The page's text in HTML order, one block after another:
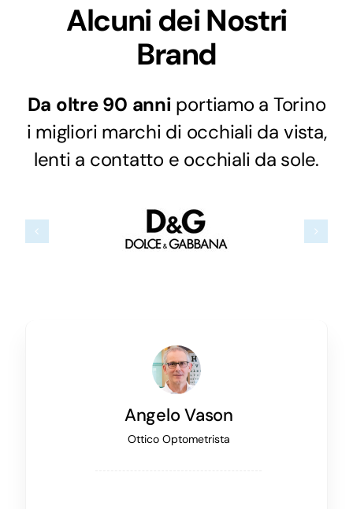
Alcuni dei Nostri
Brand
Da oltre 90 anni portiamo a Torino
i migliori marchi di occhiali da vista,
lenti a contatto e occhiali da sole.
Angelo Vason
Ottico Optometrista